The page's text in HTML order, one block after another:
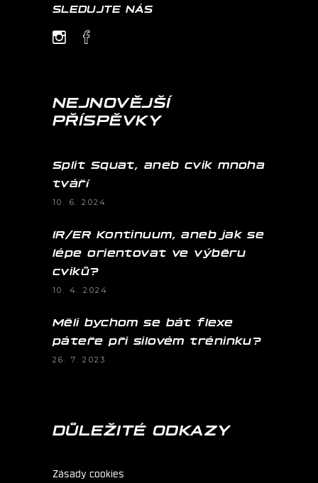
SLEDUJTE NÁS
NEJNOVĚJŠÍ
PŘÍSPĚVKY
Split Squat, aneb cvik mnoha
tváří
10. 6. 2024
IR/ER Kontinuum, aneb jak se
lépe orientovat ve výběru
cviků?
10. 4. 2024
Měli bychom se bát flexe
páteře při silovém tréninku?
26. 7. 2023
DŮLEŽITÉ ODKAZY
Zásady cookies